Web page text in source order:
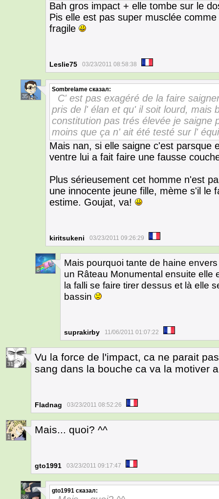
Bah gros impact + elle tombe sur le
Pis elle est pas super musclée
fragile
Leslie75 03/23/2011 08:58:38
35
Sombrelame сказал:
C' est pas exagéré de la faire
pris de l' élan et qu' il soit lourd, mais
constitution pas trés élevée je saigne
moins que ça n' ait été testé sur l'
Mais nan, si elle saigne c'est parsque
ventre lui a fait faire une fausse
Plus sérieusement cet homme n'est
une innocente jeune fille, mème s'il le
estime. Goujat, va!
kiritsukeni 03/23/2011 09:26:29
8
Mais pourquoi tante de haine
un Râteau Monumental ensuite elle
la falli se faire tirer dessus et là elle
bassin
suprakirby 11/06/2011 01:07:22
31
Vu la force de l'impact, ca ne parait
sang dans la bouche ca va la motiver
Fladnag 03/23/2011 08:52:26
1
Mais... quoi? ^^
gto1991 03/23/2011 09:17:47
32
gto1991 сказал: